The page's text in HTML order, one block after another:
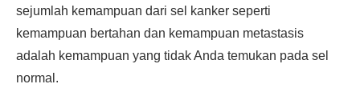
sejumlah kemampuan dari sel kanker seperti
kemampuan bertahan dan kemampuan metastasis
adalah kemampuan yang tidak Anda temukan pada sel
normal.